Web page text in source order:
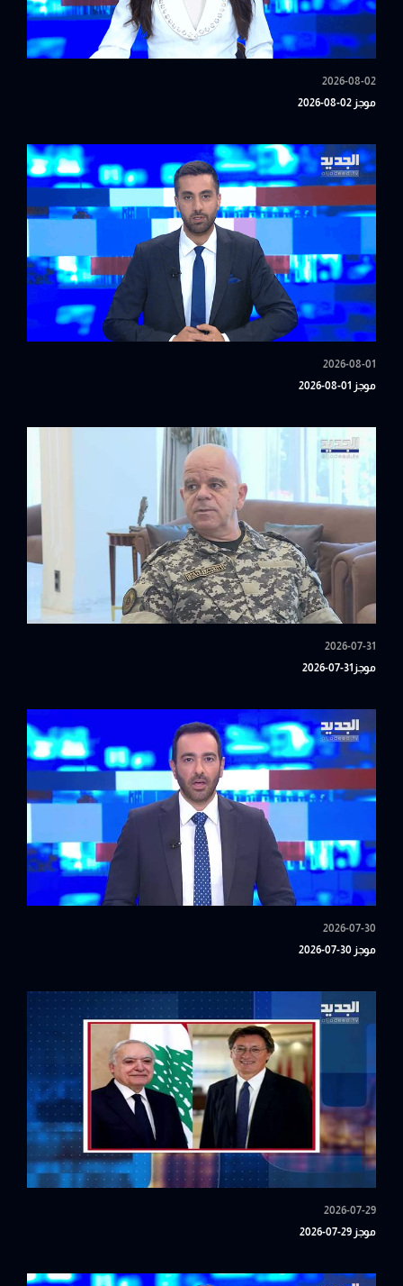
2026-08-02
موجز 02-08-2026
2026-08-01
موجز 01-08-2026
2026-07-31
موجز31-07-2026
2026-07-30
موجز 30-07-2026
2026-07-29
موجز 29-07-2026